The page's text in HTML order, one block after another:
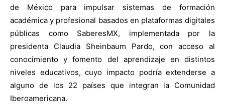
de México para impulsar sistemas de formación
académica y profesional basados en plataformas digitales
públicas como SaberesMX, implementada por la
presidenta Claudia Sheinbaum Pardo, con acceso al
conocimiento y fomento del aprendizaje en distintos
niveles educativos, cuyo impacto podría extenderse a
alguno de los 22 países que integran la Comunidad
Iberoamericana.